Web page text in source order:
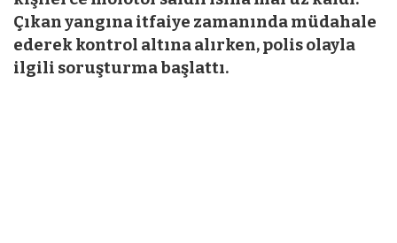
Çıkan yangına itfaiye zamanında müdahale
ederek kontrol altına alırken, polis olayla
ilgili soruşturma başlattı.